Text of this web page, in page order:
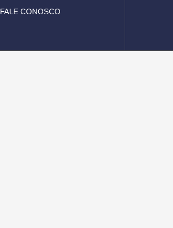
FALE CONOSCO